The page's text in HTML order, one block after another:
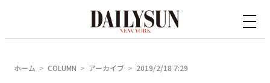
ホーム COLUMN アーカイブ 2019/2/18 7:29